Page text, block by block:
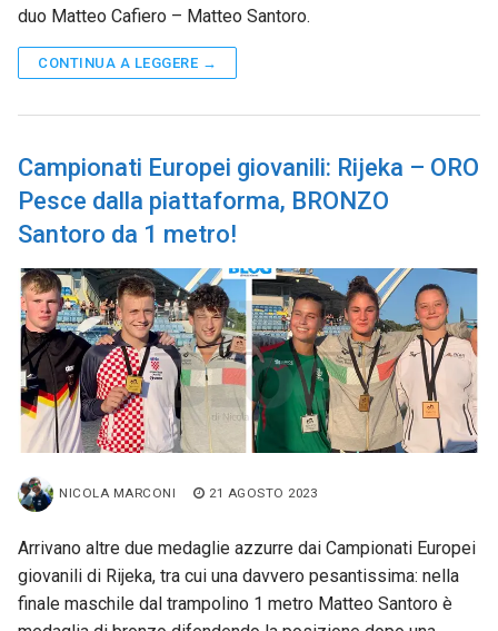
duo Matteo Cafiero – Matteo Santoro.
CONTINUA A LEGGERE →
Campionati Europei giovanili: Rijeka – ORO
Pesce dalla piattaforma, BRONZO
Santoro da 1 metro!
NICOLA MARCONI 21 AGOSTO 2023
Arrivano altre due medaglie azzurre dai Campionati Europei
giovanili di Rijeka, tra cui una davvero pesantissima: nella
finale maschile dal trampolino 1 metro Matteo Santoro è